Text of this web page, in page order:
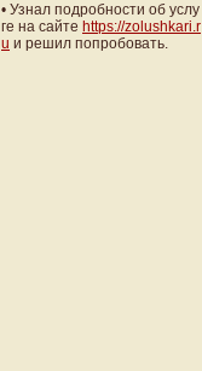
• Узнал подробности об услу
ге на сайте https://zolushkari.r
u и решил попробовать.